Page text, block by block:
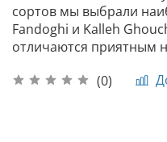
(0)
сортов мы выбрали
Fandoghi и Kalleh
отличаются приятным